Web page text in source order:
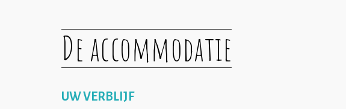
De accommodatie
UW VERBLIJF